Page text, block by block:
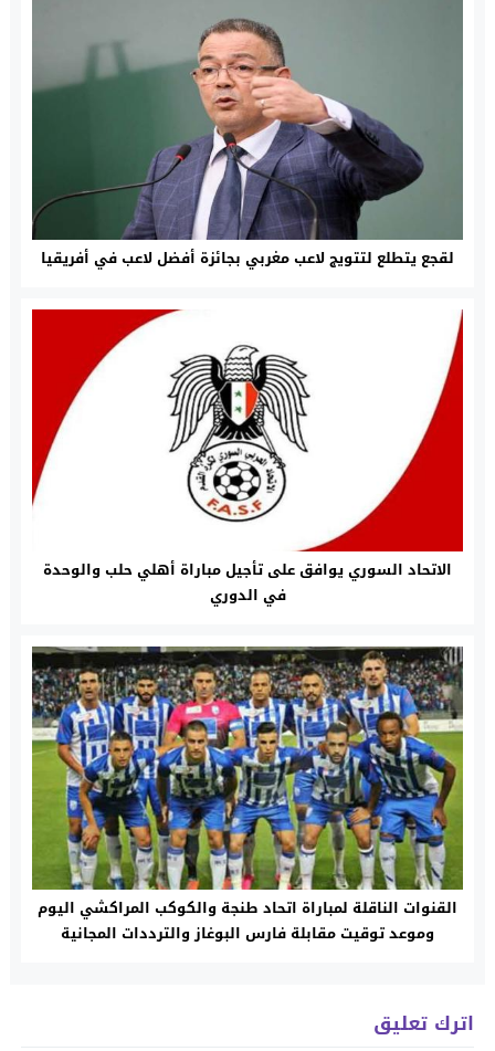
لقجع يتطلع لتتويج لاعب مغربي بجائزة أفضل لاعب في أفريقيا
الاتحاد السوري يوافق على تأجيل مباراة أهلي حلب والوحدة
في الدوري
القنوات الناقلة لمباراة اتحاد طنجة والكوكب المراكشي اليوم
وموعد توقيت مقابلة فارس البوغاز والترددات المجانية
اترك تعليق